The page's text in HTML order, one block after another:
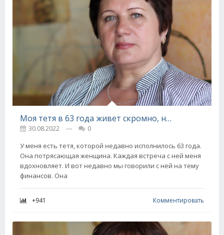
Моя тетя в 63 года живет скромно, но никогда не экономит на этих 5 вещах, и тебе не советует
30.08.2022 ---
0
У меня есть тетя, которой недавно исполнилось 63 года.
Она потрясающая женщина. Каждая встреча с ней меня
вдохновляет. И вот недавно мы говорили с ней на тему
финансов. Она
+941 Комментировать